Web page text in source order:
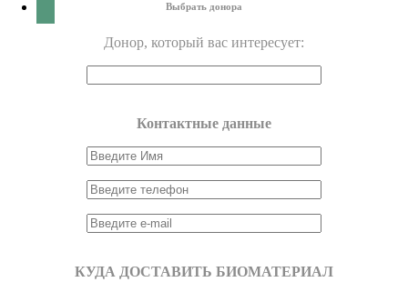
Выбрать донора
Донор, который вас интересует:
Контактные данные
КУДА ДОСТАВИТЬ БИОМАТЕРИАЛ